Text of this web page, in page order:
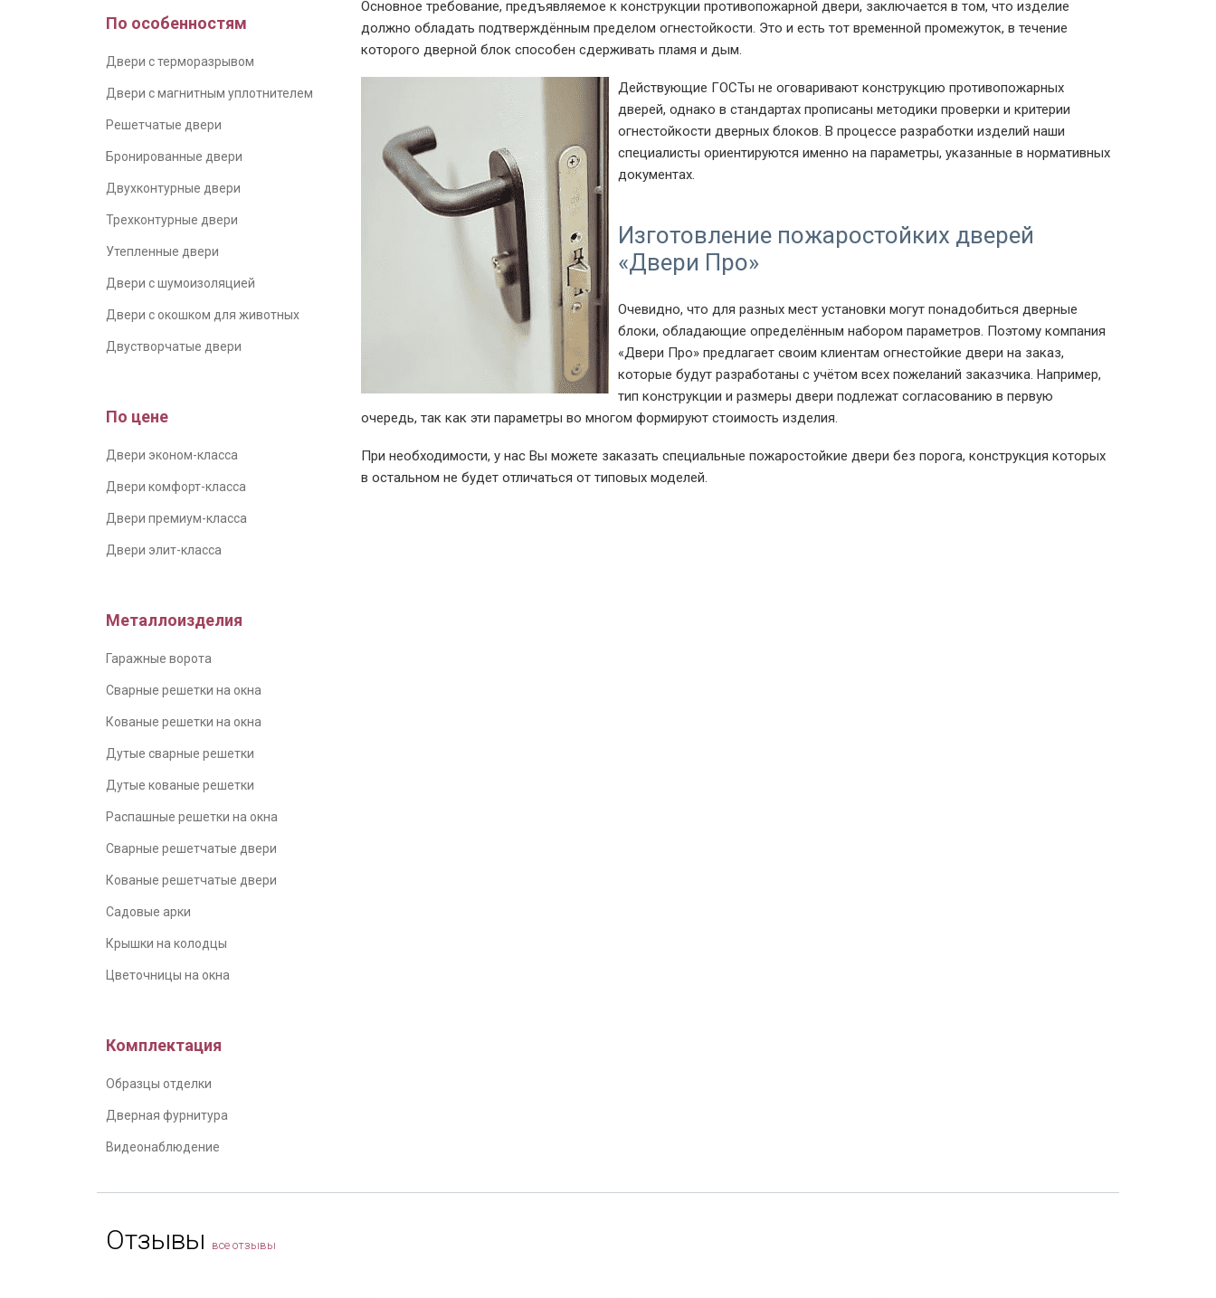
По особенностям
Двери с терморазрывом
Двери с магнитным уплотнителем
Решетчатые двери
Бронированные двери
Двухконтурные двери
Трехконтурные двери
Утепленные двери
Двери с шумоизоляцией
Двери с окошком для животных
Двустворчатые двери
По цене
Двери эконом-класса
Двери комфорт-класса
Двери премиум-класса
Двери элит-класса
Металлоизделия
Гаражные ворота
Сварные решетки на окна
Кованые решетки на окна
Дутые сварные решетки
Дутые кованые решетки
Распашные решетки на окна
Сварные решетчатые двери
Кованые решетчатые двери
Садовые арки
Крышки на колодцы
Цветочницы на окна
Комплектация
Образцы отделки
Дверная фурнитура
Видеонаблюдение
Основное требование, предъявляемое к конструкции противопожарной двери, заключается в том, что изделие
должно обладать подтверждённым пределом огнестойкости. Это и есть тот временной промежуток, в течение
которого дверной блок способен сдерживать пламя и дым.
Действующие ГОСТы не оговаривают конструкцию противопожарных
дверей, однако в стандартах прописаны методики проверки и критерии
огнестойкости дверных блоков. В процессе разработки изделий наши
специалисты ориентируются именно на параметры, указанные в нормативных
документах.
Изготовление пожаростойких дверей
«Двери Про»
Очевидно, что для разных мест установки могут понадобиться дверные
блоки, обладающие определённым набором параметров. Поэтому компания
«Двери Про» предлагает своим клиентам огнестойкие двери на заказ,
которые будут разработаны с учётом всех пожеланий заказчика. Например,
тип конструкции и размеры двери подлежат согласованию в первую
очередь, так как эти параметры во многом формируют стоимость изделия.
При необходимости, у нас Вы можете заказать специальные пожаростойкие двери без порога, конструкция которых
в остальном не будет отличаться от типовых моделей.
Отзывы все отзывы